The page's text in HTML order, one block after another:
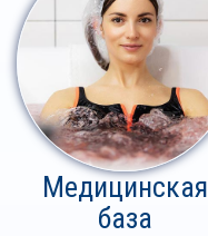
Медицинская
база